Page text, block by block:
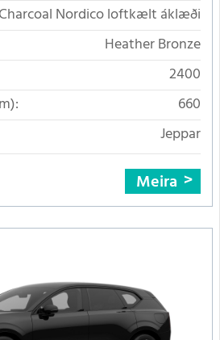
Charcoal Nordico loftkælt áklæði
Heather Bronze
2400
660
Jeppar
Meira